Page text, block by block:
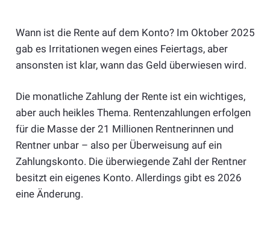
Wann ist die Rente auf dem Konto? Im Oktober 2025
gab es Irritationen wegen eines Feiertags, aber
ansonsten ist klar, wann das Geld überwiesen wird.
Die monatliche Zahlung der Rente ist ein wichtiges,
aber auch heikles Thema. Rentenzahlungen erfolgen
für die Masse der 21 Millionen Rentnerinnen und
Rentner unbar – also per Überweisung auf ein
Zahlungskonto. Die überwiegende Zahl der Rentner
besitzt ein eigenes Konto. Allerdings gibt es 2026
eine Änderung.